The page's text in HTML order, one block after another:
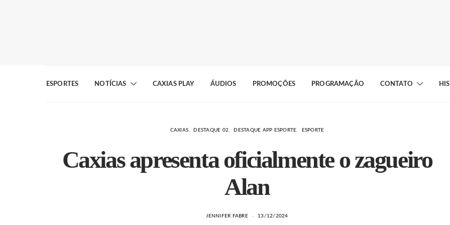
ESPORTES NOTÍCIAS CAXIAS PLAY ÁUDIOS PROMOÇÕES PROGRAMAÇÃO CONTATO
CAXIAS DESTAQUE 02 DESTAQUE APP ESPORTE ESPORTE
Caxias apresenta oficialmente o zagueiro
Alan
JENNIFER FABRE 13/12/2024